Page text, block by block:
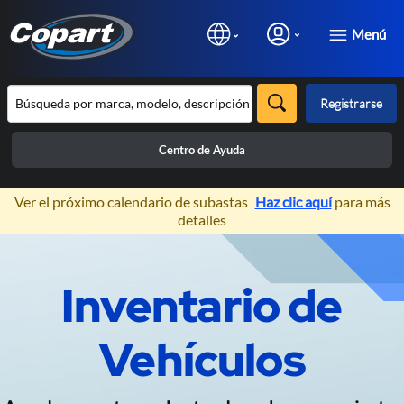
Menú
Registrarse
Centro de Ayuda
×
Ver el próximo calendario de subastas Haz clic aquípara más
detalles
Subastas de Vehículos 100%
Online
Exclusivas para profesionales de la
Inventario de
Vehículos